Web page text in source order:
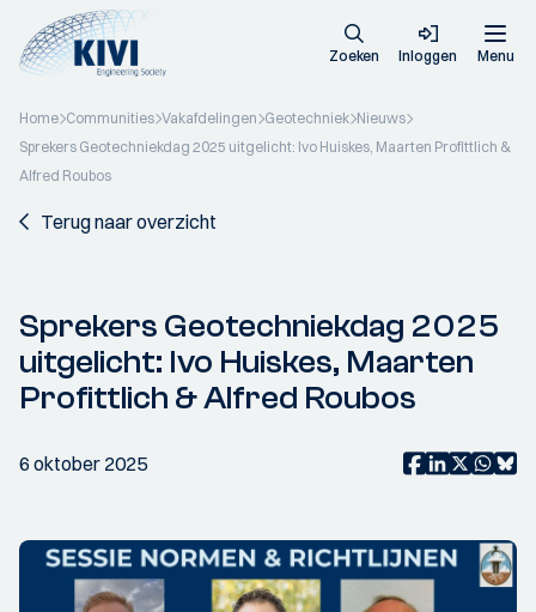
Zoeken Inloggen Menu
Home Communities Vakafdelingen Geotechniek Nieuws
Sprekers Geotechniekdag 2025 uitgelicht: Ivo Huiskes, Maarten Profittlich &
Alfred Roubos
Terug naar overzicht
Sprekers Geotechniekdag 2025
uitgelicht: Ivo Huiskes, Maarten
Profittlich & Alfred Roubos
6 oktober 2025